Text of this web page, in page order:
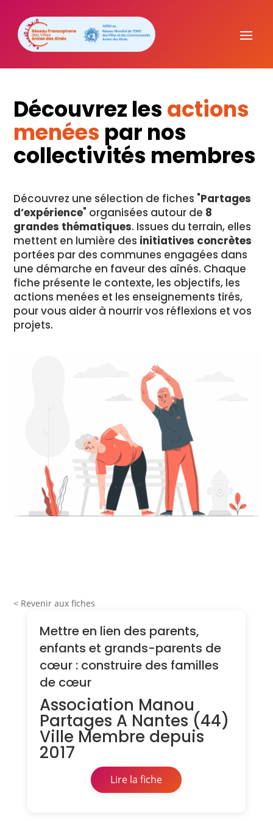
Découvrez les actions
menées par nos
collectivités membres
Découvrez une sélection de fiches "Partages
d’expérience" organisées autour de 8
grandes thématiques. Issues du terrain, elles
mettent en lumière des initiatives concrètes
portées par des communes engagées dans
une démarche en faveur des aînés. Chaque
fiche présente le contexte, les objectifs, les
actions menées et les enseignements tirés,
pour vous aider à nourrir vos réflexions et vos
projets.
< Revenir aux fiches
Mettre en lien des parents,
enfants et grands-parents de
cœur : construire des familles
de cœur
Association Manou
Partages A Nantes (44)
Ville Membre depuis
2017
Lire la fiche